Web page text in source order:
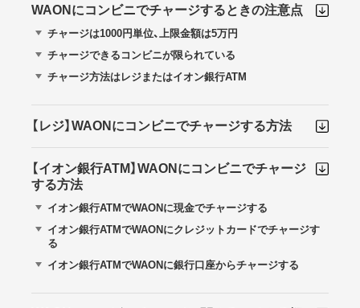
WAONにコンビニでチャージするときの注意点
チャージは1000円単位、上限金額は5万円
チャージできるコンビニが限られている
チャージ方法はレジまたはイオン銀行ATM
【レジ】WAONにコンビニでチャージする方法
【イオン銀行ATM】WAONにコンビニでチャージ
する方法
イオン銀行ATMでWAONに現金でチャージする
イオン銀行ATMでWAONにクレジットカードでチャージす
る
イオン銀行ATMでWAONに銀行口座からチャージする